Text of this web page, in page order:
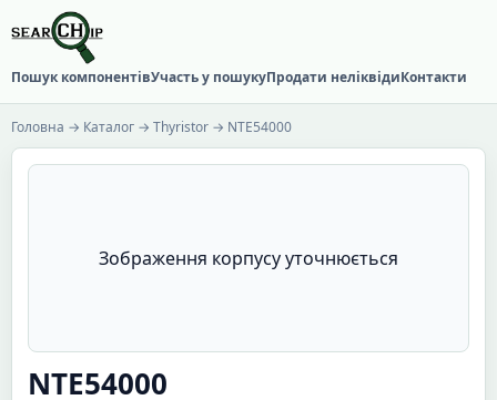
Пошук компонентівУчасть у пошукуПродати неліквідиКонтакти
Головна → Каталог → Thyristor → NTE54000
Зображення корпусу уточнюється
NTE54000